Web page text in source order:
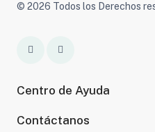
© 2026 Todos los Derechos
Centro de Ayuda
Contáctanos